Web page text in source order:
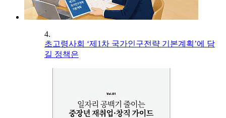
4.
초고령사회 ‘제1차 국가인구전략 기본계획’에 담
길 정책은